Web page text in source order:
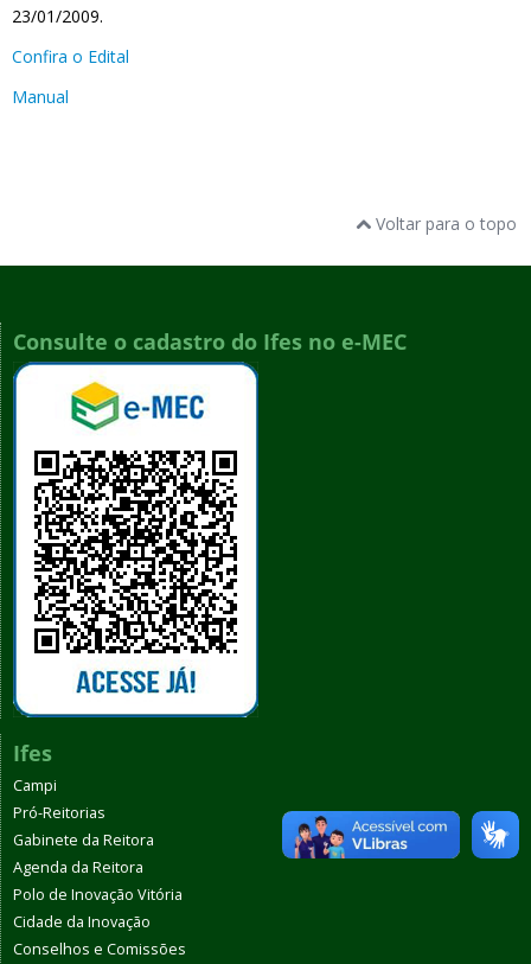
23/01/2009.
Confira o Edital
Manual
Voltar para o topo
Consulte o cadastro do Ifes no e-MEC
Ifes
Campi
Pró-Reitorias
Gabinete da Reitora
Agenda da Reitora
Polo de Inovação Vitória
Cidade da Inovação
Conselhos e Comissões